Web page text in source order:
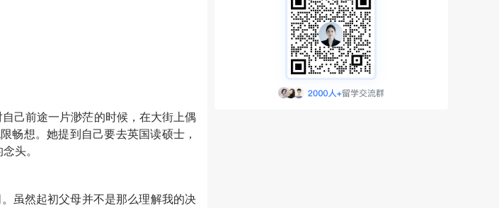
己前途一片渺茫的时候，在大街上偶
畅想。她提到自己要去英国读硕士，
头。
虽然起初父母并不是那么理解我的决